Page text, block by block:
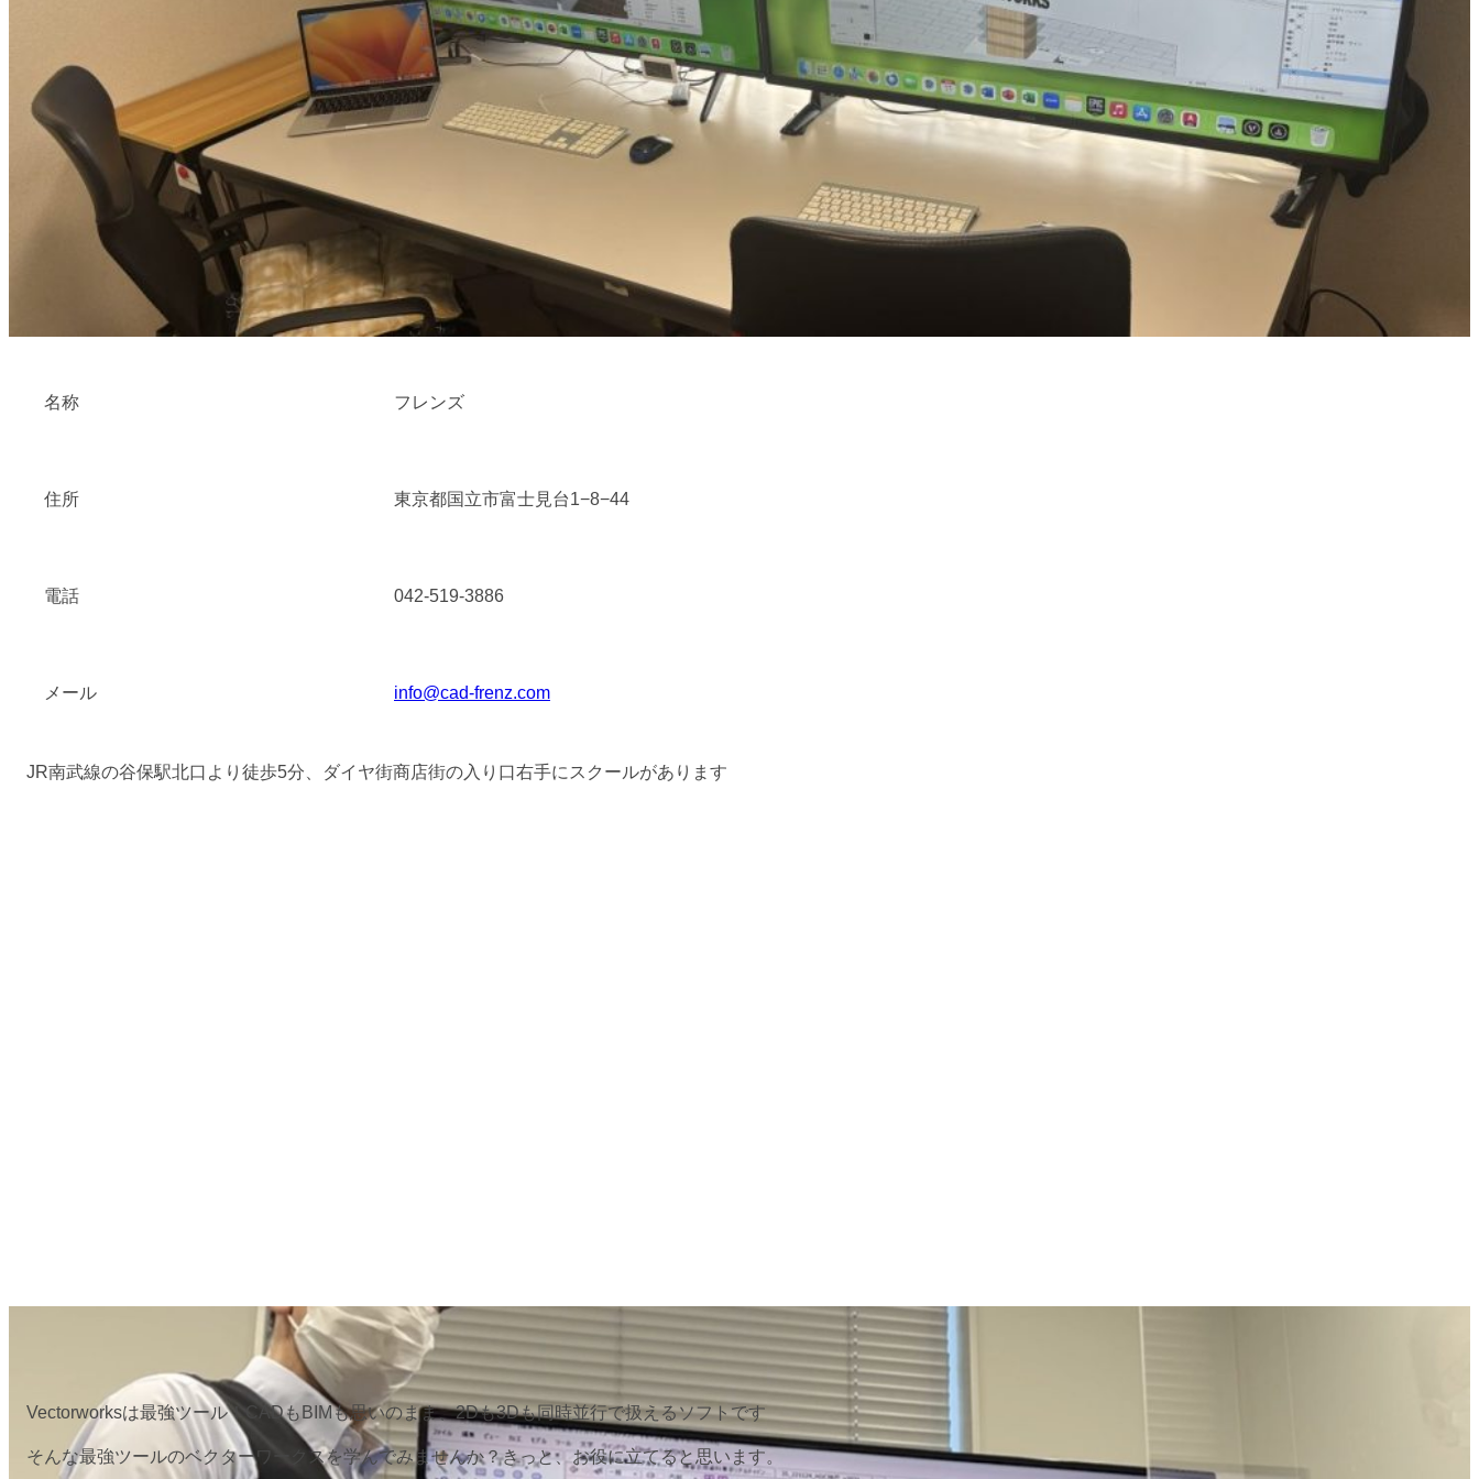
名称 フレンズ
住所 東京都国立市富士見台1−8−44
電話 042-519-3886
メール info@cad-frenz.com
JR南武線の谷保駅北口より徒歩5分、ダイヤ街商店街の入り口右手にスクールがあります
Vectorworksは最強ツール！CADもBIMも思いのまま、2Dも3Dも同時並行で扱えるソフトです
そんな最強ツールのベクターワークスを学んでみませんか？きっと、お役に立てると思います。